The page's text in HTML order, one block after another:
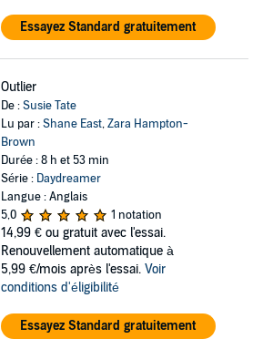
Essayez Standard gratuitement
Outlier
De :Susie Tate
Lu par :Shane East,Zara Hampton-
Brown
Durée : 8 h et 53 min
Série : Daydreamer
Langue : Anglais
5,0
1 notation
14,99 € ou gratuit avec l'essai.
Renouvellement automatique à
5,99 €/mois après l'essai. Voir
conditions d'éligibilité
Essayez Standard gratuitement